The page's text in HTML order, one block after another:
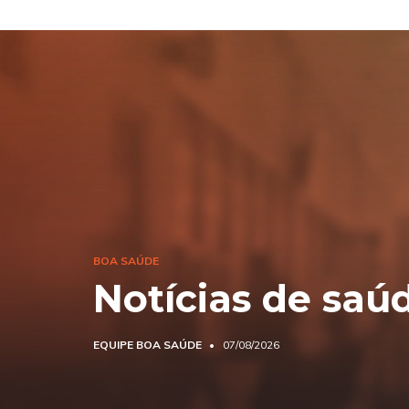
BOA SAÚDE
Notícias de
EQUIPE BOA SAÚDE 07/08/2026